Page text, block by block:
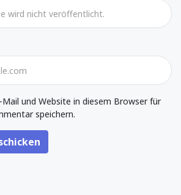
und Website in diesem Browser für
speichern.